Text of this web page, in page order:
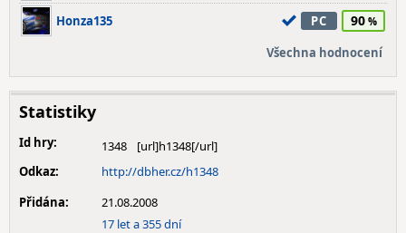
Honza135 PC 90
Všechna hodnocení
Statistiky
Id hry:
1348
Odkaz:
http://dbher.cz/h1348
Přidána:
21.08.2008
17 let a 355 dní